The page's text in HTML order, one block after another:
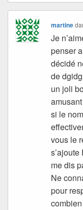
martine
Je
penser
décidé
de
un joli
si le
vous le
me dis
Ne
pour